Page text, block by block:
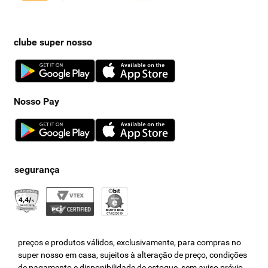
clube super nosso
Nosso Pay
preços e produtos válidos, exclusivamente, para compras no
super nosso em casa, sujeitos à alteração de preço, condições